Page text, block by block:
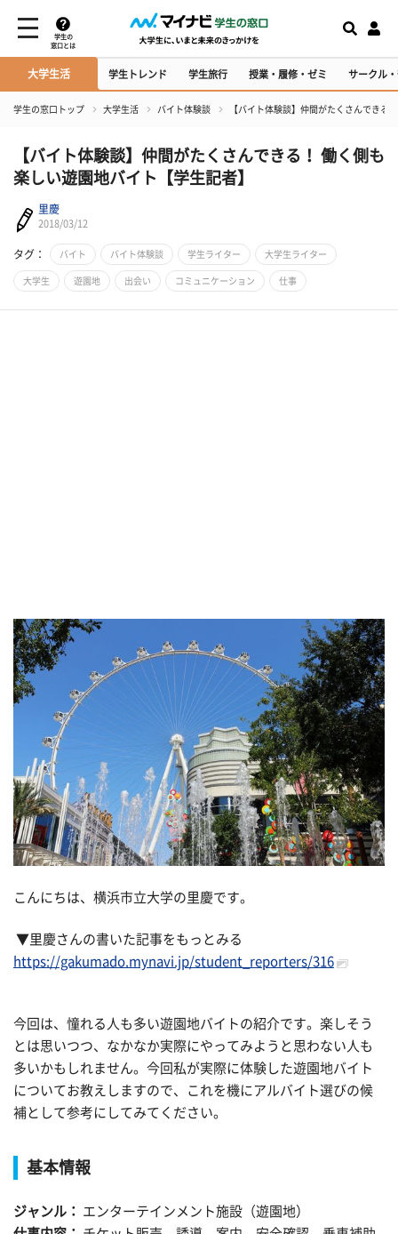
学生の
窓口とは
大学生活 学生トレンド 学生旅行 授業・履修・ゼミ サークル
学生の窓口トップ 大学生活 バイト体験談 【バイト体験談】仲間がたくさんできる
【バイト体験談】仲間がたくさんできる！ 働く側も
楽しい遊園地バイト【学生記者】
里慶
2018/03/12
タグ： バイト バイト体験談 学生ライター 大学生ライター
大学生 遊園地 出会い コミュニケーション 仕事
こんにちは、横浜市立大学の里慶です。
▼里慶さんの書いた記事をもっとみる
https://gakumado.mynavi.jp/student_reporters/316
今回は、憧れる人も多い遊園地バイトの紹介です。楽しそう
とは思いつつ、なかなか実際にやってみようと思わない人も
多いかもしれません。今回私が実際に体験した遊園地バイト
についてお教えしますので、これを機にアルバイト選びの候
補として参考にしてみてください。
基本情報
ジャンル：
エンターテインメント施設（遊園地）